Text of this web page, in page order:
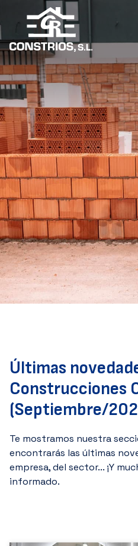
Últimas
Construcciones
(Septiembre/
Te mostramos nuestra
encontrarás las últimas
empresa, del sector... ¡Y
informado.